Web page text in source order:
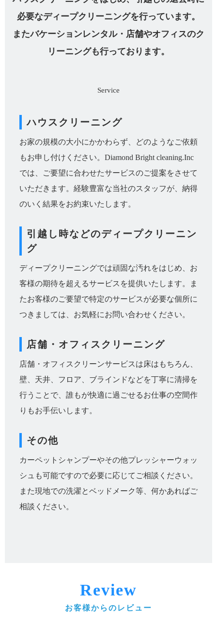
必要なディープクリーニングを行っています。
またバケーションレンタル・店舗やオフィスのク
リーニングも行っております。
ハウスクリーニング
お家の規模の大小にかかわらず、どのようなご依頼
もお申し付けください。Diamond Bright cleaning.Inc
では、ご要望に合わせたサービスのご提案をさせて
いただきます。経験豊富な当社のスタッフが、納得
のいく結果をお約束いたします。
引越し時などのディープクリーニン
グ
ディープクリーニングでは頑固な汚れをはじめ、お
客様の期待を超えるサービスを提供いたします。ま
たお客様のご要望で特定のサービスが必要な個所に
つきましては、お気軽にお問い合わせください。
店舗・オフィスクリーニング
店舗・オフィスクリーンサービスは床はもちろん、
壁、天井、フロア、ブラインドなどを丁寧に清掃を
行うことで、誰もが快適に過ごせるお仕事の空間作
りもお手伝いします。
その他
カーペットシャンプーやその他プレッシャーウォッ
シュも可能ですので必要に応じてご相談ください。
また現地での洗濯とベッドメーク等、何かあればご
相談ください。
Review
お客様からのレビュー